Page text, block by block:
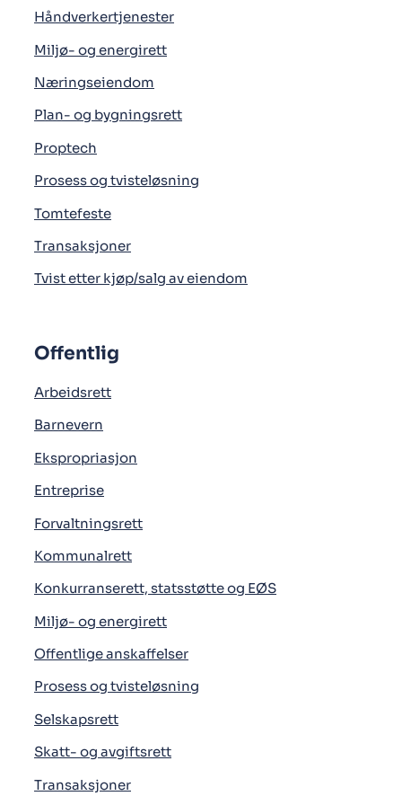
Håndverkertjenester
Miljø- og energirett
Næringseiendom
Plan- og bygningsrett
Proptech
Prosess og tvisteløsning
Tomtefeste
Transaksjoner
Tvist etter kjøp/salg av eiendom
Offentlig
Arbeidsrett
Barnevern
Ekspropriasjon
Entreprise
Forvaltningsrett
Kommunalrett
Konkurranserett, statsstøtte og EØS
Miljø- og energirett
Offentlige anskaffelser
Prosess og tvisteløsning
Selskapsrett
Skatt- og avgiftsrett
Transaksjoner